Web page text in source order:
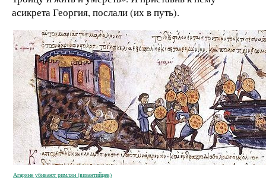
асикрета Георгия, послали (их в путь).
Агаряне убивают римлян (византийцев)